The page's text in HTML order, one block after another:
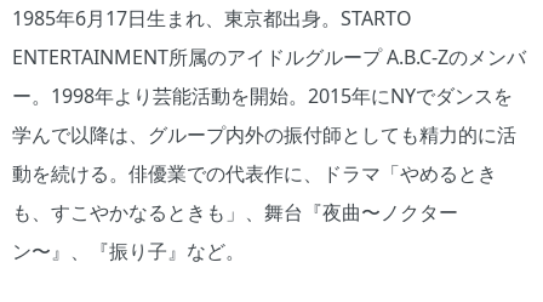
1985年6月17日生まれ、東京都出身。STARTO
ENTERTAINMENT所属のアイドルグループ A.B.C-Zのメンバ
ー。1998年より芸能活動を開始。2015年にNYでダンスを
学んで以降は、グループ内外の振付師としても精力的に活
動を続ける。俳優業での代表作に、ドラマ「やめるとき
も、すこやかなるときも」、舞台『夜曲〜ノクター
ン〜』、『振り子』など。